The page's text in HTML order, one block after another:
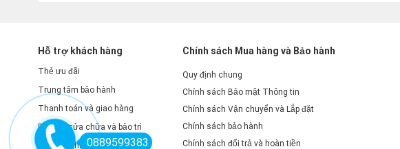
Hỗ trợ khách hàng
Thẻ ưu đãi
Trung tâm bảo hành
Thanh toán và giao hàng
Dịch vụ sửa chữa và bảo trì
Doanh nghiệp thân thiết
Chính sách Mua hàng và Bảo hành
Quy định chung
Chính sách Bảo mật Thông tin
Chính sách Vận chuyển và Lắp đặt
Chính sách bảo hành
Chính sách đổi trả và hoàn tiền
0889599383